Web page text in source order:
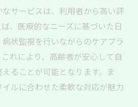
サービスは、利用者から高い評
、医療的なニーズに基づいた日
状監視を行いながらのケアプラ
れにより、高齢者が安心して自
ることが可能となります。ま
ルに合わせた柔軟な対応が魅力